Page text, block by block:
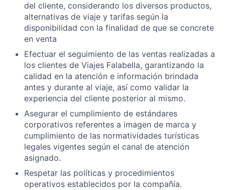
del cliente, considerando los diversos productos,
alternativas de viaje y tarifas según la
disponibilidad con la finalidad de que se concrete
en venta
Efectuar el seguimiento de las ventas realizadas a
los clientes de Viajes Falabella, garantizando la
calidad en la atención e información brindada
antes y durante al viaje, así como validar la
experiencia del cliente posterior al mismo.
Asegurar el cumplimiento de estándares
corporativos referentes a imagen de marca y
cumplimiento de las normatividades turísticas
legales vigentes según el canal de atención
asignado.
Respetar las políticas y procedimientos
operativos establecidos por la compañía.